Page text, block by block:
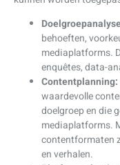
behoeften,
mediaplatforms.
enquêtes, data-
Contentplanning:
waardevolle
doelgroep en die
mediaplatforms.
contentformaten
en verhalen.